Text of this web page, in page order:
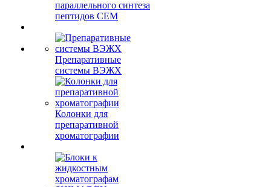
параллельного синтеза
пептидов CEM
Препаративные
системы ВЭЖХ
Колонки для
препаративной
хроматографии